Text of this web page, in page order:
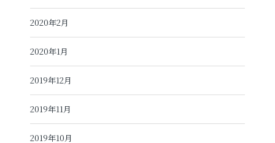
2020年2月
2020年1月
2019年12月
2019年11月
2019年10月